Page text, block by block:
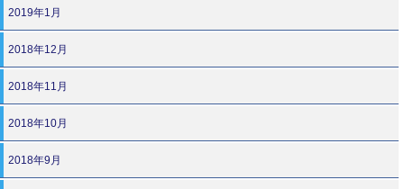
2019年1月
2018年12月
2018年11月
2018年10月
2018年9月